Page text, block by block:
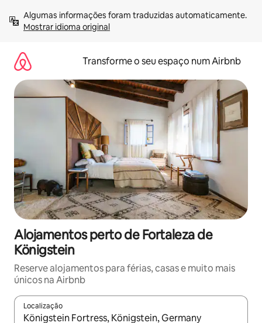
para
Mostrar idioma original
Transforme o seu espaço num Airbnb
Alojamentos perto de Fortaleza de
Königstein
Reserve alojamentos para férias, casas e muito mais
únicos na Airbnb
Localização
Quando os resultados estiverem disponíveis, navegue com